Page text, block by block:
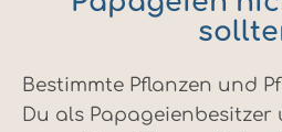
Bestimmte Pflanzen und
Du als